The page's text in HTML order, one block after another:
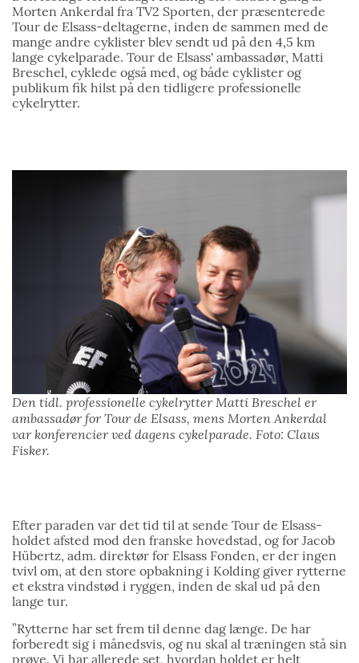
Morten Ankerdal fra TV2 Sporten, der præsenterede
Tour de Elsass-deltagerne, inden de sammen med de
mange andre cyklister blev sendt ud på den 4,5 km
lange cykelparade. Tour de Elsass' ambassadør, Matti
Breschel, cyklede også med, og både cyklister og
publikum fik hilst på den tidligere professionelle
cykelrytter.
Den tidl. professionelle cykelrytter Matti Breschel er
ambassadør for Tour de Elsass, mens Morten Ankerdal
var konferencier ved dagens cykelparade. Foto: Claus
Fisker.
Efter paraden var det tid til at sende Tour de Elsass-
holdet afsted mod den franske hovedstad, og for Jacob
Hübertz, adm. direktør for Elsass Fonden, er der ingen
tvivl om, at den store opbakning i Kolding giver rytterne
et ekstra vindstød i ryggen, inden de skal ud på den
lange tur.
”Rytterne har set frem til denne dag længe. De har
forberedt sig i månedsvis, og nu skal al træningen stå sin
prøve. Vi har allerede set, hvordan holdet er helt